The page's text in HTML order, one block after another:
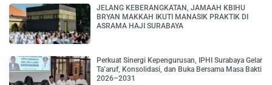
JELANG KEBERANGKATAN, JAMAAH KBIHU
BRYAN MAKKAH IKUTI MANASIK PRAKTIK DI
ASRAMA HAJI SURABAYA
Perkuat Sinergi Kepengurusan, IPHI Surabaya Gelar
Ta’aruf, Konsolidasi, dan Buka Bersama Masa Bakti
2026–2031